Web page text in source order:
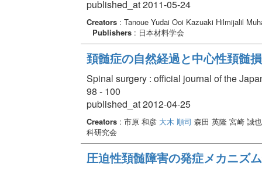
published_at 2011-05-24
Creators: Tanoue Yudai Ooi Kazuaki Hilmijalil
Publishers: 日本材料学会
頚髄症の自然経過と中心性頚髄
Spinal surgery : official journal of the
98 - 100
published_at 2012-04-25
Creators: 市原 和彦 大木 順司 森田 英隆 宮崎 誠
科研究会
圧迫性頚髄障害の発症メカニズ